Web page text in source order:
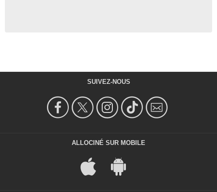
SUIVEZ-NOUS
ALLOCINÉ SUR MOBILE